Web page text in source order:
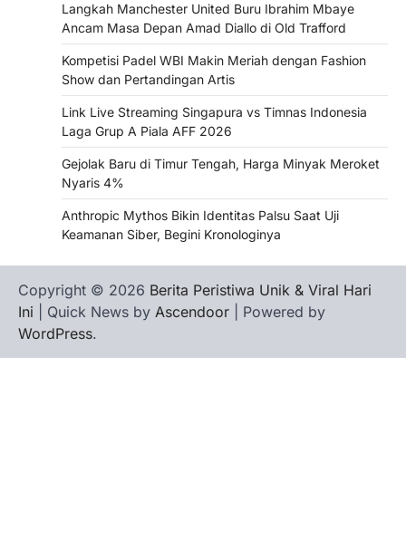
Langkah Manchester United Buru Ibrahim Mbaye
Ancam Masa Depan Amad Diallo di Old Trafford
Kompetisi Padel WBI Makin Meriah dengan Fashion
Show dan Pertandingan Artis
Link Live Streaming Singapura vs Timnas Indonesia
Laga Grup A Piala AFF 2026
Gejolak Baru di Timur Tengah, Harga Minyak Meroket
Nyaris 4%
Anthropic Mythos Bikin Identitas Palsu Saat Uji
Keamanan Siber, Begini Kronologinya
Copyright © 2026 Berita Peristiwa Unik & Viral Hari
Ini | Quick News by Ascendoor | Powered by
WordPress.